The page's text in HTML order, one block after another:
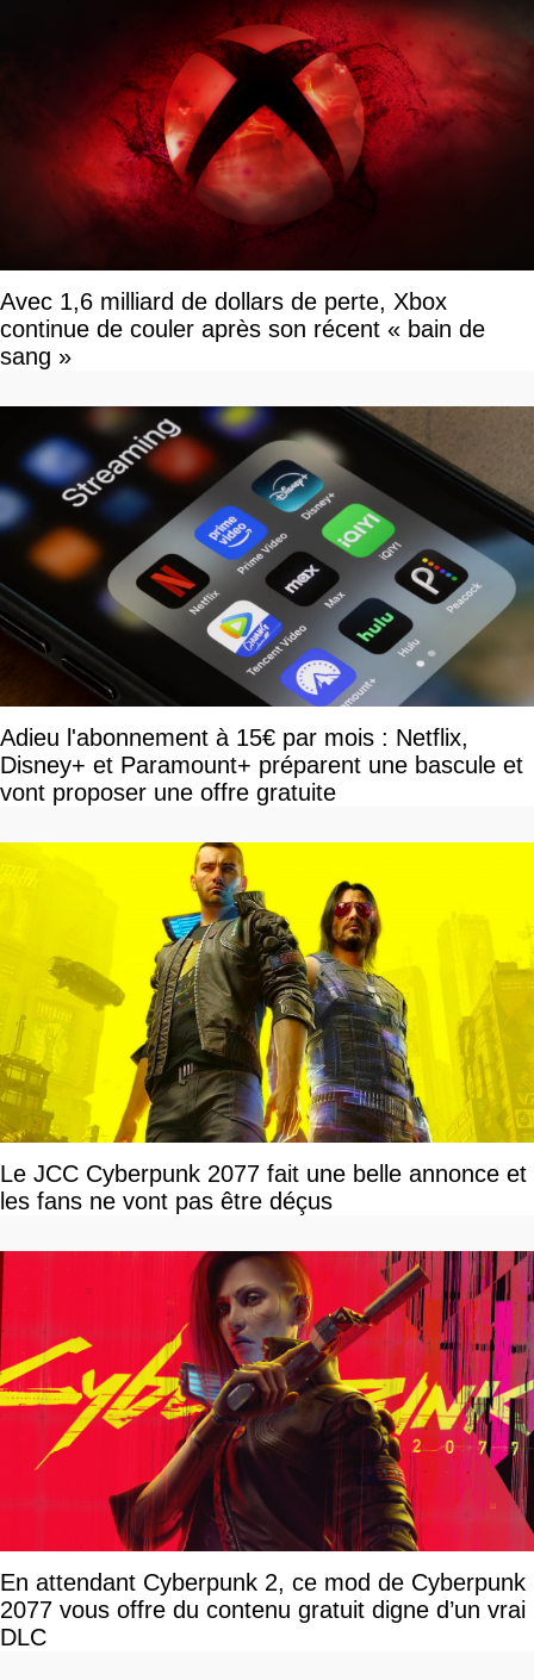
Avec 1,6 milliard de dollars de perte, Xbox
continue de couler après son récent « bain de
sang »
Adieu l'abonnement à 15€ par mois : Netflix,
Disney+ et Paramount+ préparent une bascule et
vont proposer une offre gratuite
Le JCC Cyberpunk 2077 fait une belle annonce et
les fans ne vont pas être déçus
En attendant Cyberpunk 2, ce mod de Cyberpunk
2077 vous offre du contenu gratuit digne d’un vrai
DLC